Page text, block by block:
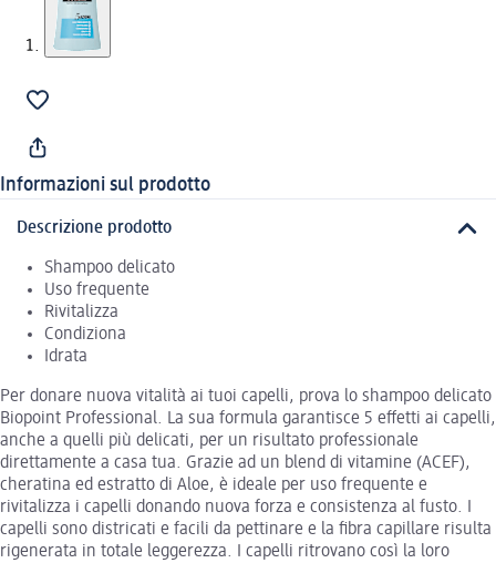
Informazioni sul prodotto
Descrizione prodotto
Shampoo delicato
Uso frequente
Rivitalizza
Condiziona
Idrata
Per donare nuova vitalità ai tuoi capelli, prova lo shampoo delicato
Biopoint Professional. La sua formula garantisce 5 effetti ai capelli,
anche a quelli più delicati, per un risultato professionale
direttamente a casa tua. Grazie ad un blend di vitamine (ACEF),
cheratina ed estratto di Aloe, è ideale per uso frequente e
rivitalizza i capelli donando nuova forza e consistenza al fusto. I
capelli sono districati e facili da pettinare e la fibra capillare risulta
rigenerata in totale leggerezza. I capelli ritrovano così la loro